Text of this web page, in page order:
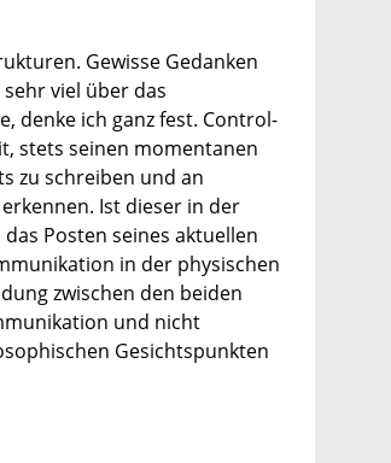
Gewisse Gedanken
viel über das
denke ich ganz fest. Control-
stets seinen momentanen
zu schreiben und an
Ist dieser in der
Posten seines aktuellen
in der physischen
zwischen den beiden
und nicht
Gesichtspunkten